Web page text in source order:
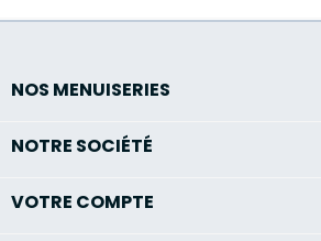
NOS MENUISERIES
NOTRE SOCIÉTÉ
VOTRE COMPTE